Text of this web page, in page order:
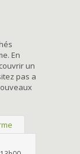
En
un
pas a